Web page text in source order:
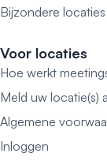
Bijzondere locaties
Voor locaties
Hoe werkt
Meld uw locatie(s)
Algemene
Inloggen